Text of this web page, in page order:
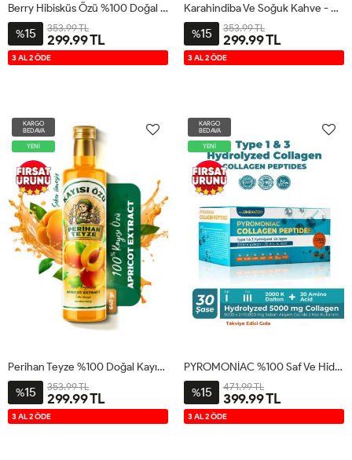
Berry Hibisküs Özü %100 Doğal 640 Gr
%15 353.99 TL
299.99 TL
3 AL 2 ÖDE
Karahindiba Ve Soğuk Kahve - %100 Kahve Özü 640 Gr
%15 353.99 TL
299.99 TL
3 AL 2 ÖDE
KARGO
BEDAVA
YENİ
Perihan Teyze %100 Doğal Kayısı Özü
%15 353.99 TL
299.99 TL
3 AL 2 ÖDE
KARGO
BEDAVA
YENİ
PYROMONİAC %100 Saf Ve Hidrolize Kolajen Tip1 Ve Tip3 30 SAŞE
%15 471.99 TL
399.99 TL
3 AL 2 ÖDE